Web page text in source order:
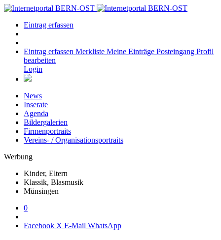
Eintrag erfassen
Eintrag erfassen Merkliste Meine Einträge Posteingang Profil
bearbeiten
Login
News
Inserate
Agenda
Bildergalerien
Firmenportraits
Vereins- / Organisationsportraits
Werbung
Kinder, Eltern
Klassik, Blasmusik
Münsingen
0
Facebook X E-Mail WhatsApp